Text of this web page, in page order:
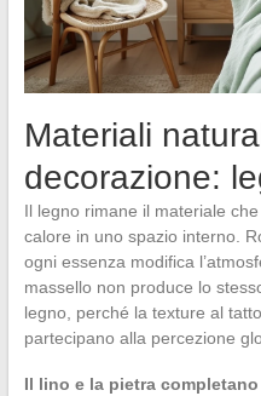
Materiali
decorazione:
Il legno rimane il materiale
calore in uno spazio interno.
ogni essenza modifica
massello non produce lo
legno, perché la texture al
partecipano alla percezione
Il lino e la pietra